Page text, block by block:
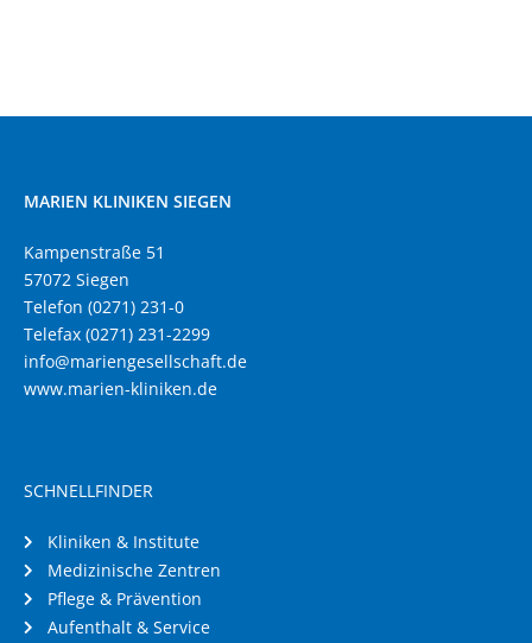
MARIEN KLINIKEN SIEGEN
Kampenstraße 51
57072 Siegen
Telefon (0271) 231-0
Telefax (0271) 231-2299
info@mariengesellschaft.de
www.marien-kliniken.de
SCHNELLFINDER
Kliniken & Institute
Medizinische Zentren
Pflege & Prävention
Aufenthalt & Service